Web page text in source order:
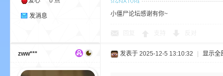
发消息 小僵尸论坛感谢有你~
zww*** 发表于 2025-12-5 13:10:32 显示全